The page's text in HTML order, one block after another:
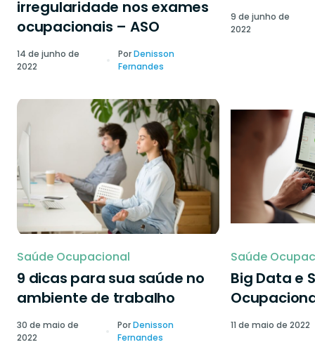
irregularidade nos exames
ocupacionais – ASO
14 de junho de
2022
PorDenisson
Fernandes
9 de junho de
2022
Saúde Ocupacional
9 dicas para sua saúde no
ambiente de trabalho
30 de maio de
2022
PorDenisson
Fernandes
Saúde
Big Data e
11 de maio de 2022